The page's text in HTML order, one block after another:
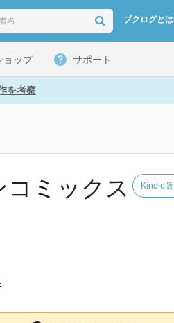
ブクログとは
ョップ サポート
を考察
ミックス
Kindle版